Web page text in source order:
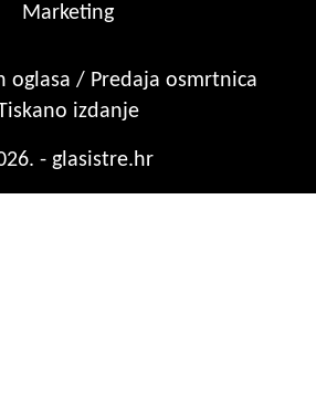
Marketing
oglasa / Predaja osmrtnica
izdanje
- glasistre.hr